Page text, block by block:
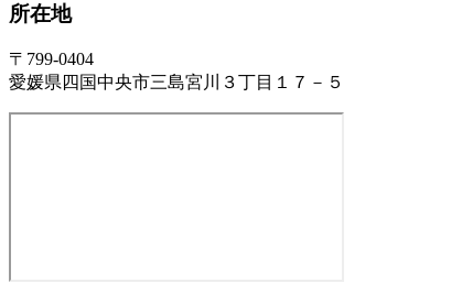
所在地
〒799-0404
愛媛県四国中央市三島宮川３丁目１７－５